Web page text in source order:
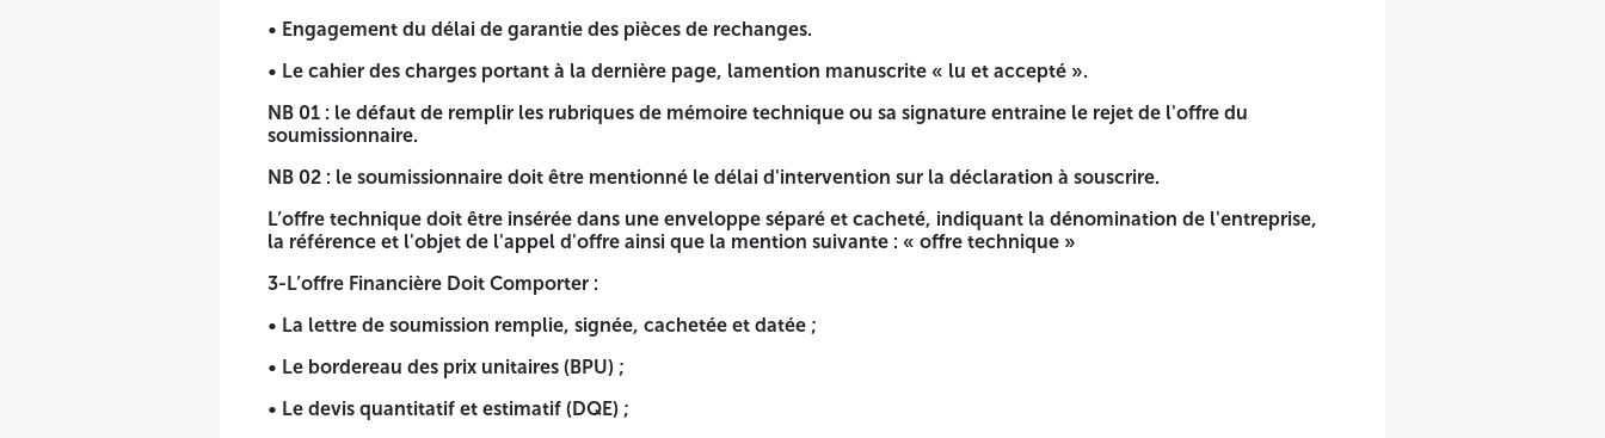
2-L’offre Technique Doit Contenir : les documents suivants :
• Une déclaration à souscrireremplie, signée, cachetée et datée ; • Tout document permettant d'évaluer l'offretechnique : un mémoire technique justificatif et tout autre
diplômes et les assurances) et matériels.
• Le cahier des charges portant à la dernière page, lamention manuscrite « lu et accepté ».
NB 01 : le défaut de remplir les rubriques de mémoire technique ou sa signature entraine le rejet de l'offre du soumissionnaire.
NB 02 : le soumissionnaire doit être mentionné le délai d'intervention sur la déclaration à souscrire.
L’offre technique doit être insérée dans une enveloppe séparé et cacheté, indiquant la dénomination de l'entreprise, la référence et l'objet de l'appel d'offre ainsi que la mention
• Engagement du délai de garantie des pièces de rechanges.
• Le cahier des charges portant à la dernière page, lamention manuscrite « lu et accepté ».
NB 01 : le défaut de remplir les rubriques de mémoire technique ou sa signature entraine le rejet de l'offre du
soumissionnaire.
NB 02 : le soumissionnaire doit être mentionné le délai d'intervention sur la déclaration à souscrire.
L’offre technique doit être insérée dans une enveloppe séparé et cacheté, indiquant la dénomination de l'entreprise,
la référence et l'objet de l'appel d'offre ainsi que la mention suivante : « offre technique »
3-L’offre Financière Doit Comporter :
• La lettre de soumission remplie, signée, cachetée et datée ;
• Le bordereau des prix unitaires (BPU) ;
• Le devis quantitatif et estimatif (DQE) ;